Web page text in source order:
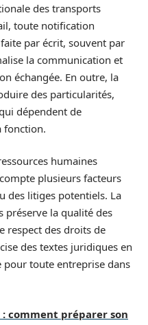
des transports
toute notification
par écrit, souvent par
la communication et
échangée. En outre, la
des particularités,
dépendent de
fonction.
humaines
plusieurs facteurs
des litiges potentiels. La
préserve la qualité des
respect des droits de
des textes juridiques en
toute entreprise dans
comment préparer son